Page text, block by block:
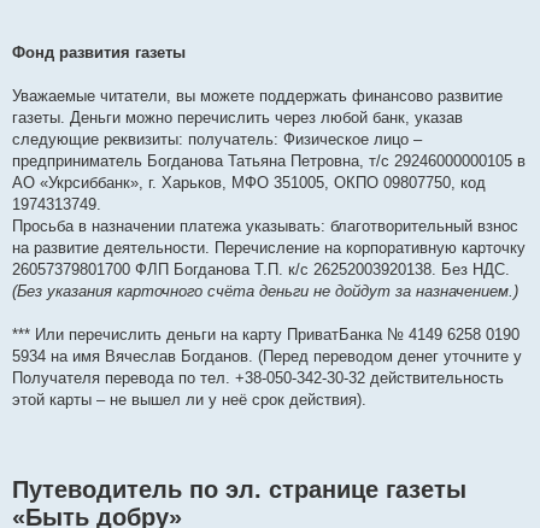
Фонд развития газеты
Уважаемые читатели, вы можете поддержать финансово развитие
газеты. Деньги можно перечислить через любой банк, указав
следующие реквизиты: получатель: Физическое лицо –
предприниматель Богданова Татьяна Петровна, т/с 29246000000105 в
АО «Укрсиббанк», г. Харьков, МФО 351005, ОКПО 09807750, код
1974313749.
Просьба в назначении платежа указывать: благотворительный взнос
на развитие деятельности. Перечисление на корпоративную карточку
26057379801700 ФЛП Богданова Т.П. к/с 26252003920138. Без НДС.
(Без указания карточного счёта деньги не дойдут за назначением.)
*** Или перечислить деньги на карту ПриватБанка № 4149 6258 0190
5934 на имя Вячеслав Богданов. (Перед переводом денег уточните у
Получателя перевода по тел. +38-050-342-30-32 действительность
этой карты – не вышел ли у неё срок действия).
Путеводитель по эл. странице газеты
«Быть добру»